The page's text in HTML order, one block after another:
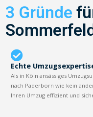
3 Gründe
Echte
Als in Köln ansässiges
nach Paderborn wie kein
Ihren Umzug effizient und